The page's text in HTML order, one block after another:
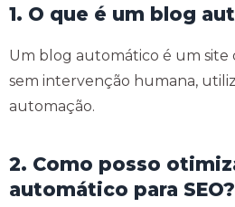
1. O que é um blog
Um blog automático é um
sem intervenção humana,
automação.
2. Como posso
automático para SEO?